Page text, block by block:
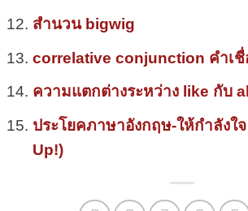
สำนวน bigwig
correlative conjunction คำเ
ความแตกต่างระหว่าง like กับ
ประโยคภาษาอังกฤษ-ให้กำลังใจ
Up!)